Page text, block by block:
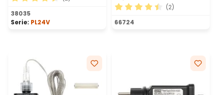
Durchschnittliche Bewertung von 4.5 von 5 Sternen
38035
Serie: PL24V
Durchschnittliche
(2)
66724